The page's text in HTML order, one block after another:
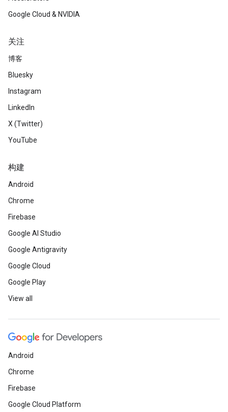
Google Cloud & NVIDIA
关注
博客
Bluesky
Instagram
LinkedIn
X (Twitter)
YouTube
构建
Android
Chrome
Firebase
Google AI Studio
Google Antigravity
Google Cloud
Google Play
View all
Android
Chrome
Firebase
Google Cloud Platform